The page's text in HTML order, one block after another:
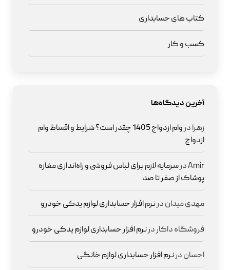
کتاب های حسابداری
کسب و کار
آخرین دیدگاه‌ها
زهرادر
وام ازدواج 1405 چقدر است؟ شرایط و اقساط وام
ازدواج
Amirدرسرمایه لازم برای لباس فروشی و راه‌اندازی مغازه
پوشاک از صفر تا صد
مهدی میداندرنرم افزار حسابداری لوازم یدکی خودرو
فروشگاه داکاردرنرم افزار حسابداری لوازم یدکی خودرو
احساندرنرم افزار حسابداری لوازم خانگی